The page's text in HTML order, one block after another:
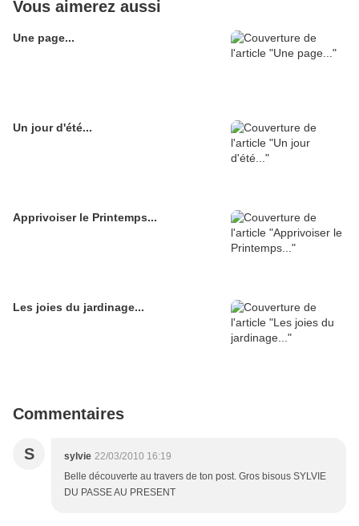
Vous aimerez aussi
Une page...
Un jour d'été...
Apprivoiser le Printemps...
Les joies du jardinage...
Commentaires
S sylvie 22/03/2010 16:19
Belle découverte au travers de ton post. Gros bisous SYLVIE
DU PASSE AU PRESENT